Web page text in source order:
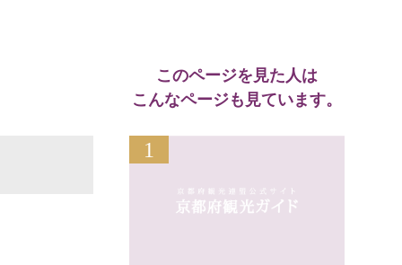
このページを見た人は
こんなページも見ています。
1